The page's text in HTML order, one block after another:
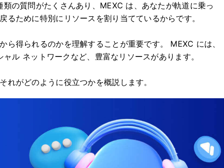
の質問がたくさんあり、MEXC は、あなたが軌道に乗っ
るために特別にリソースを割り当てているからです。
ら得られるのかを理解することが重要です。 MEXC には、
ル ネットワークなど、豊富なリソースがあります。
れがどのように役立つかを概説します。